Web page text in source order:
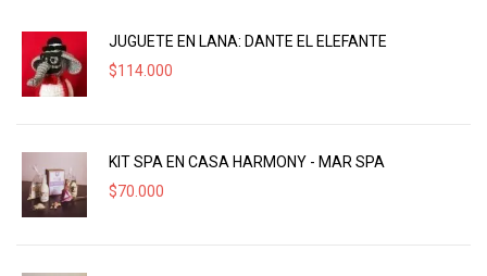
JUGUETE EN LANA: DANTE EL ELEFANTE
$114.000
KIT SPA EN CASA HARMONY - MAR SPA
$70.000